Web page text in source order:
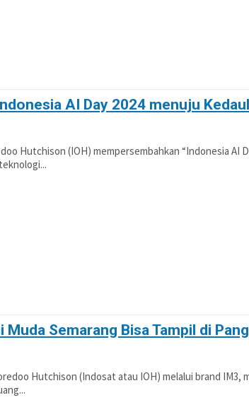
AI Day 2024 menuju
Hutchison (IOH) mempersembahkan “Indonesia AI
Muda Semarang Bisa Tampil di
Hutchison (Indosat atau IOH) melalui brand IM3,